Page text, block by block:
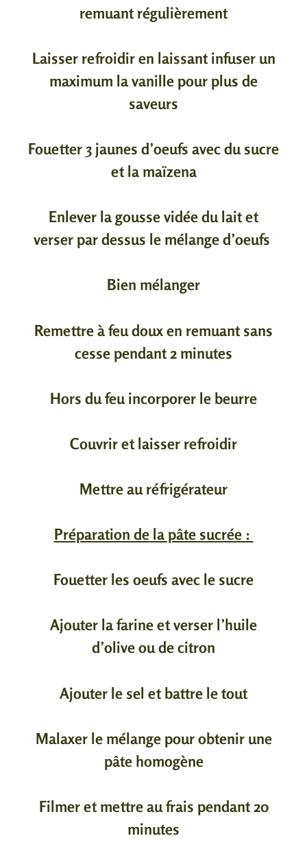
remuant régulièrement
Laisser refroidir en laissant infuser un
maximum la vanille pour plus de
saveurs
Fouetter 3 jaunes d’oeufs avec du sucre
et la maïzena
Enlever la gousse vidée du lait et
verser par dessus le mélange d’oeufs
Bien mélanger
Remettre à feu doux en remuant sans
cesse pendant 2 minutes
Hors du feu incorporer le beurre
Couvrir et laisser refroidir
Mettre au réfrigérateur
Préparation de la pâte sucrée :
Fouetter les oeufs avec le sucre
Ajouter la farine et verser l’huile
d’olive ou de citron
Ajouter le sel et battre le tout
Malaxer le mélange pour obtenir une
pâte homogène
Filmer et mettre au frais pendant 20
minutes